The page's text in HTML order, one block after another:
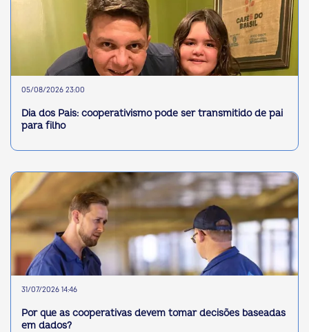
05/08/2026 23:00
Dia dos Pais: cooperativismo pode ser transmitido de pai
para filho
31/07/2026 14:46
Por que as cooperativas devem tomar decisões baseadas
em dados?